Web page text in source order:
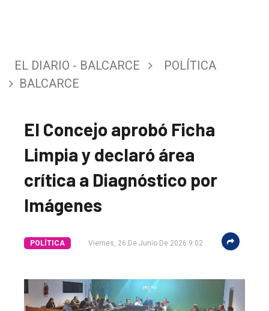
El
único
DIARIO
Inicio
EL DIARIO - BALCARCE
POLÍTICA
BALCARCE
El Concejo aprobó Ficha
Limpia y declaró área
crítica a Diagnóstico por
Imágenes
POLÍTICA Viernes, 26 De Junio De 2026 9:02